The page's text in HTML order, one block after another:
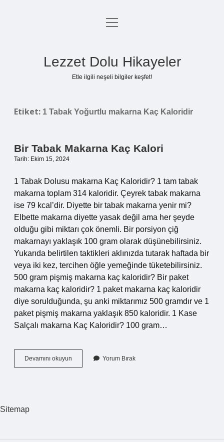
Anasayfa
menüyü
Lezzet Dolu Hikayeler
Etle ilgili neşeli bilgiler keşfet!
Etiket: 1 Tabak Yoğurtlu makarna Kaç Kaloridir
Bir Tabak Makarna Kaç Kalori
Tarih: Ekim 15, 2024
1 Tabak Dolusu makarna Kaç Kaloridir? 1 tam tabak
makarna toplam 314 kaloridir. Çeyrek tabak makarna
ise 79 kcal’dir. Diyette bir tabak makarna yenir mi?
Elbette makarna diyette yasak değil ama her şeyde
olduğu gibi miktarı çok önemli. Bir porsiyon çiğ
makarnayı yaklaşık 100 gram olarak düşünebilirsiniz.
Yukarıda belirtilen taktikleri aklınızda tutarak haftada bir
veya iki kez, tercihen öğle yemeğinde tüketebilirsiniz.
500 gram pişmiş makarna kaç kaloridir? Bir paket
makarna kaç kaloridir? 1 paket makarna kaç kaloridir
diye sorulduğunda, şu anki miktarımız 500 gramdır ve 1
paket pişmiş makarna yaklaşık 850 kaloridir. 1 Kase
Salçalı makarna Kaç Kaloridir? 100 gram…
Devamını okuyun
Tabak
Yorum Bırak
Sitemap